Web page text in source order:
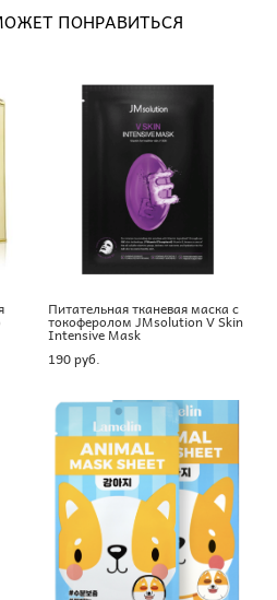
ПОНРАВИТЬСЯ
Питательная тканевая маска с
токоферолом JMsolution V Skin
Intensive Mask
190 pуб.